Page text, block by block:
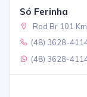
Só Ferinha
Rod Br 101
(48) 3628-
(48) 3628-